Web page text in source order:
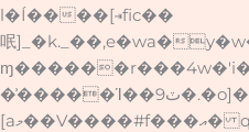
l�Í����[⇥fic��
呡]_�k._��,e�wa�
�͗�����Ί��ٽ9�.�o]���}�<�:
[aމ��V����#f���އ� qI:�ޖ����+WnN��o����P�>����"����?